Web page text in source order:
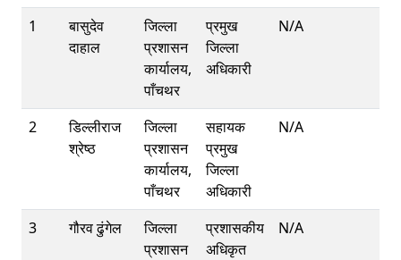
1
बासुदेव
दाहाल
जिल्ला
प्रशासन
कार्यालय,
पाँचथर
प्रमुख
जिल्ला
अधिकारी
N/A
2
डिल्लीराज
श्रेष्ठ
जिल्ला
प्रशासन
कार्यालय,
पाँचथर
सहायक
प्रमुख
जिल्ला
अधिकारी
N/A
3 गौरव ढुंगेल
जिल्ला
प्रशासन
प्रशासकीय
अधिकृत
N/A